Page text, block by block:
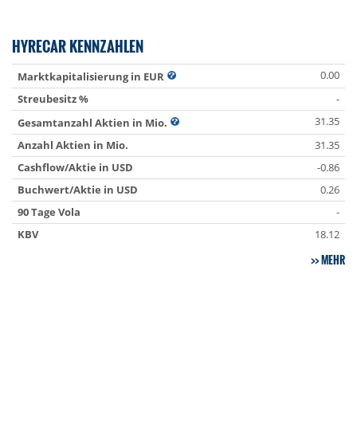
HYRECAR KENNZAHLEN
Marktkapitalisierung in EUR
0.00
Streubesitz %
-
Gesamtanzahl Aktien in Mio.
31.35
Anzahl Aktien in Mio.
31.35
Cashflow/Aktie in USD
-0.86
Buchwert/Aktie in USD
0.26
90 Tage Vola
-
KBV
18.12
MEHR